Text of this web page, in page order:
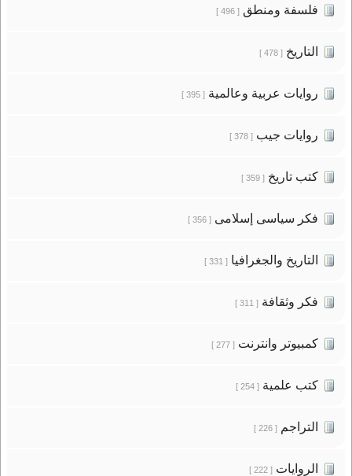
فلسفة ومنطق[ 496 ]
التاريخ[ 478 ]
روايات عربية وعالمية[ 395 ]
روايات جيب[ 378 ]
كتب تاريخ[ 359 ]
فكر سياسى إسلامى[ 356 ]
التاريخ والجغرافيا[ 331 ]
فكر وثقافة[ 311 ]
كمبيوتر وانترنت[ 277 ]
كتب علمية[ 254 ]
التراجم[ 226 ]
الروايات[ 222 ]